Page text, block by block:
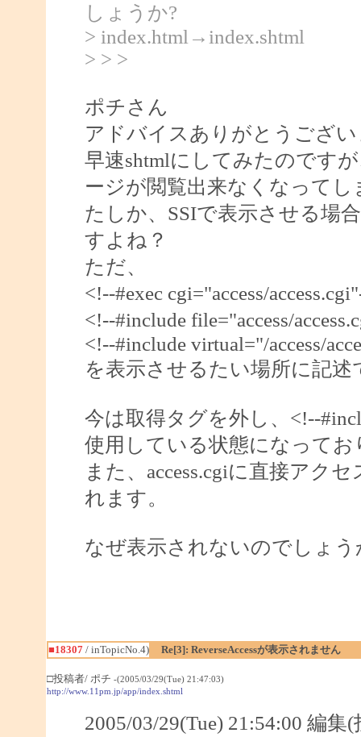
しょうか?
> index.html→index.shtml
> > >
ポチさん
アドバイスありがとうござ
早速shtmlにしてみたのです
ージが閲覧出来なくなってし
たしか、SSIで表示させる場
すよね？
ただ、
<!--#exec cgi="access/
<!--#include file="access/
<!--#include virtual="/access/
を表示させるたい場所に記
今は取得タグを外し、<!--
使用している状態になってお
また、access.cgiに直接アク
れます。
なぜ表示されないのでしょう
■18307/ inTopicNo.4) Re[3]: ReverseAccessが表示されません
□投稿者/ ポチ -(2005/03/29(Tue) 21:47:03)
http://www.11pm.jp/app/index.shtml
2005/03/29(Tue) 21:54:00 編集